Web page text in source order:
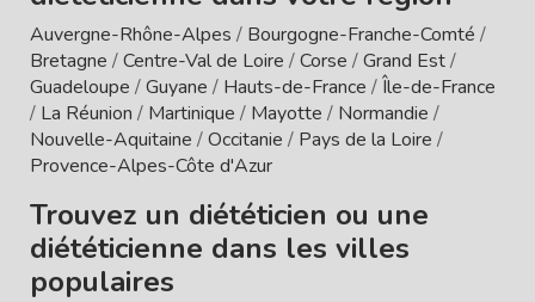
Auvergne-Rhône-Alpes / Bourgogne-Franche-Comté /
Bretagne /Centre-Val de Loire /Corse /Grand Est/
Guadeloupe /Guyane / Hauts-de-France /Île-de-France
/ La Réunion / Martinique / Mayotte / Normandie /
Nouvelle-Aquitaine /Occitanie / Pays de la Loire /
Provence-Alpes-Côte d'Azur
Trouvez un diététicien ou une
diététicienne dans les villes
populaires